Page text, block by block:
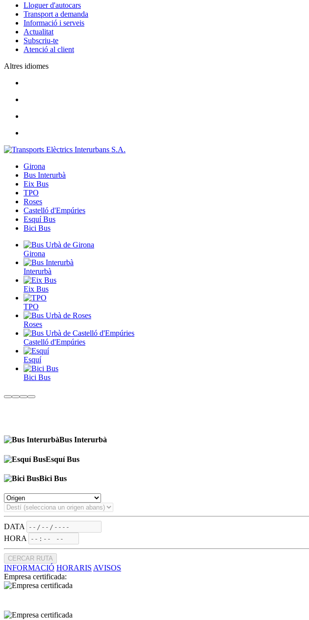
Lloguer d'autocars
Transport a demanda
Informació i serveis
Actualitat
Subscriu-te
Atenció al client
Altres idiomes
Girona
Bus Interurbà
Eix Bus
TPO
Roses
Castelló d'Empúries
Esquí Bus
Bici Bus
Girona
Interurbà
Eix Bus
TPO
Roses
Castelló d'Empúries
Esquí
Bici Bus
Bus Interurbà
Esquí Bus
Bici Bus
DATA
HORA
CERCAR RUTA
INFORMACIÓ HORARIS AVISOS
Empresa certificada: